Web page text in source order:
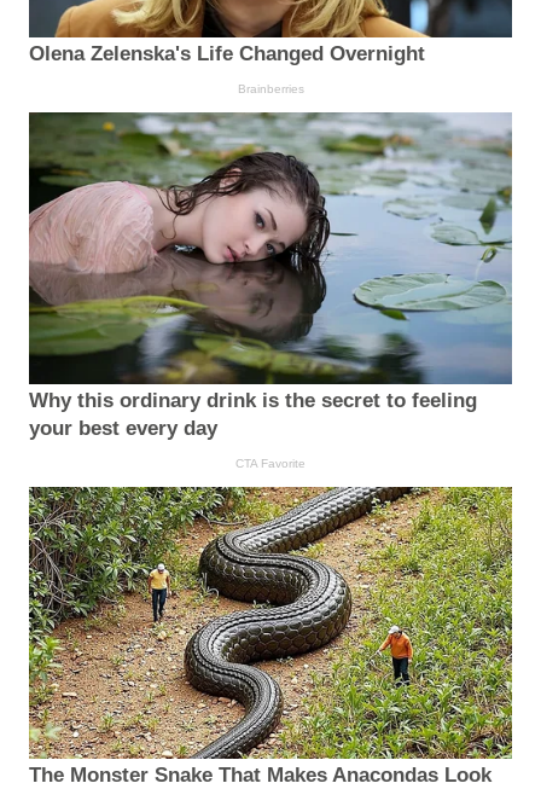
Olena Zelenska's Life Changed Overnight
Brainberries
Why this ordinary drink is the secret to feeling
your best every day
CTA Favorite
The Monster Snake That Makes Anacondas Look